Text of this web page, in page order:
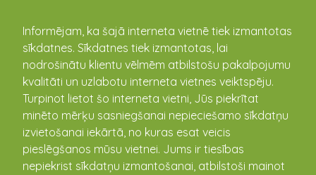
Informējam, ka šajā interneta vietnē tiek izmantotas
sīkdatnes. Sīkdatnes tiek izmantotas, lai
nodrošinātu klientu vēlmēm atbilstošu pakalpojumu
kvalitāti un uzlabotu interneta vietnes veiktspēju.
Turpinot lietot šo interneta vietni, Jūs piekrītat
minēto mērķu sasniegšanai nepieciešamo sīkdatņu
izvietošanai iekārtā, no kuras esat veicis
pieslēgšanos mūsu vietnei. Jums ir tiesības
nepiekrist sīkdatņu izmantošanai, atbilstoši mainot
kandava.lv
PASĀKUMU
KALENDĀRS